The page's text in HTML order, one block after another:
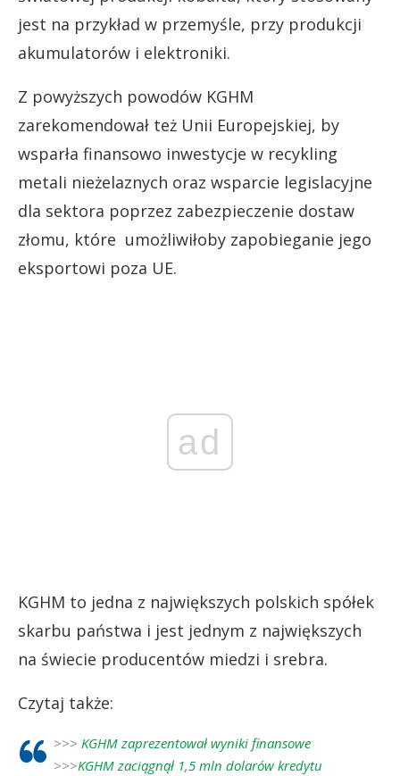
jest na przykład w przemyśle, przy produkcji
akumulatorów i elektroniki.
Z powyższych powodów KGHM
zarekomendował też Unii Europejskiej, by
wsparła finansowo inwestycje w recykling
metali nieżelaznych oraz wsparcie legislacyjne
dla sektora poprzez zabezpieczenie dostaw
złomu, które umożliwiłoby zapobieganie jego
eksportowi poza UE.
ad
KGHM to jedna z największych polskich spółek
skarbu państwa i jest jednym z największych
na świecie producentów miedzi i srebra.
Czytaj także:
>>> KGHM zaprezentował wyniki finansowe
>>>KGHM zaciągnął 1,5 mln dolarów kredytu